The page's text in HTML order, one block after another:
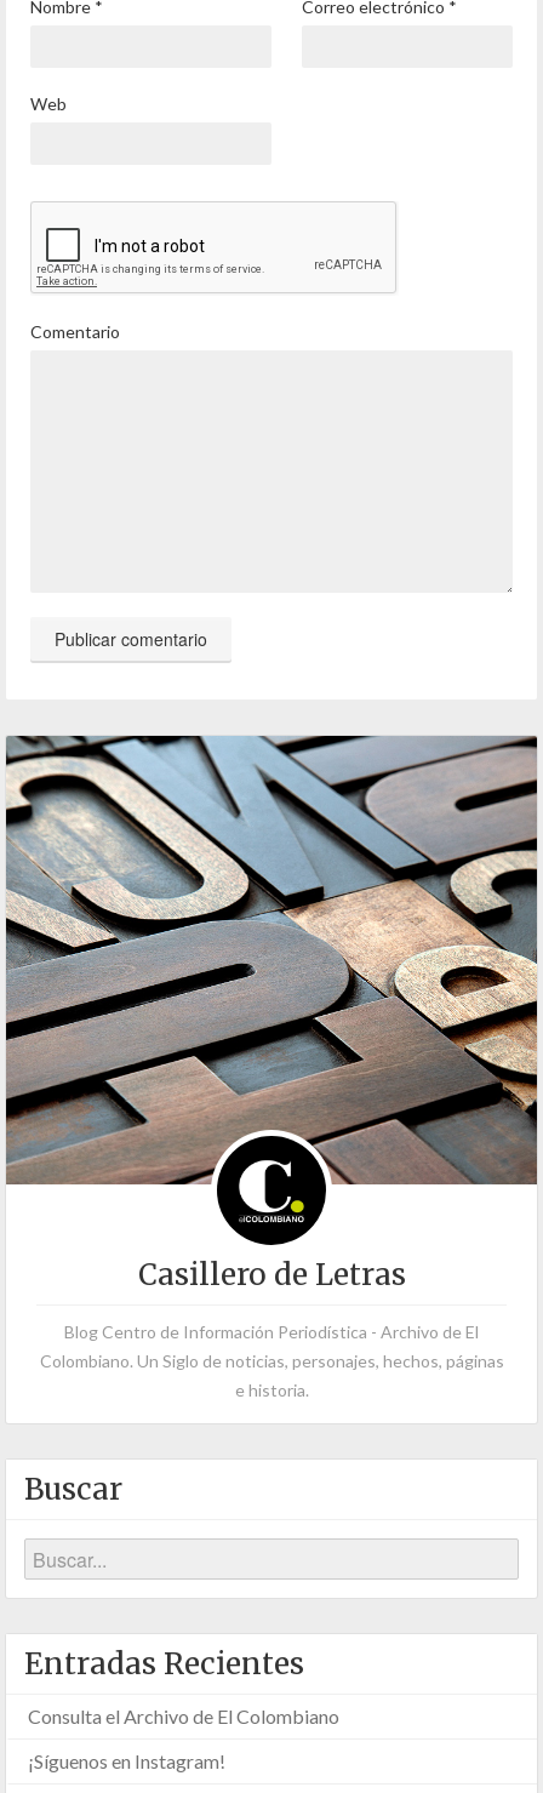
Nombre * Correo electrónico *
Web
Comentario
Casillero de Letras
Blog Centro de Información Periodística - Archivo de El
Colombiano. Un Siglo de noticias, personajes, hechos, páginas
e historia.
Buscar
Entradas Recientes
Consulta el Archivo de El Colombiano
¡Síguenos en Instagram!